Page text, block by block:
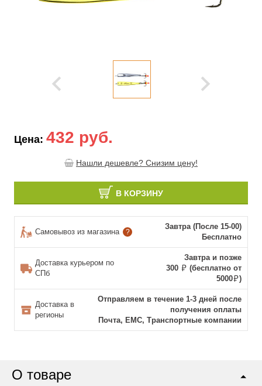
Цена: 432 руб.
Нашли дешевле? Снизим цену!
В КОРЗИНУ
Самовывоз из магазина ?
Завтра (После 15-00)
Бесплатно
Доставка курьером по
СПб
Завтра и позже
300
(бесплатно от
5000
)
Доставка в
регионы
Отправляем в течение 1-3 дней после
получения оплаты
Почта, ЕМС, Транспортные компании
О товаре